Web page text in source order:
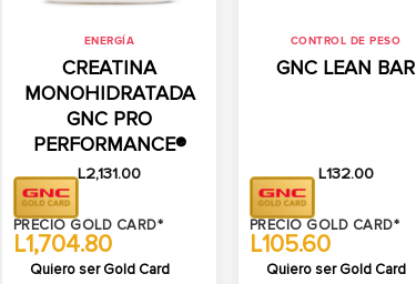
ENERGÍA
CREATINA
MONOHIDRATADA
GNC PRO
PERFORMANCE®
L2,131.00
PRECIO GOLD CARD*
L1,704.80
Quiero ser Gold Card
CONTROL DE PESO
GNC LEAN BAR
L132.00
PRECIO GOLD CARD*
L105.60
Quiero ser Gold Card